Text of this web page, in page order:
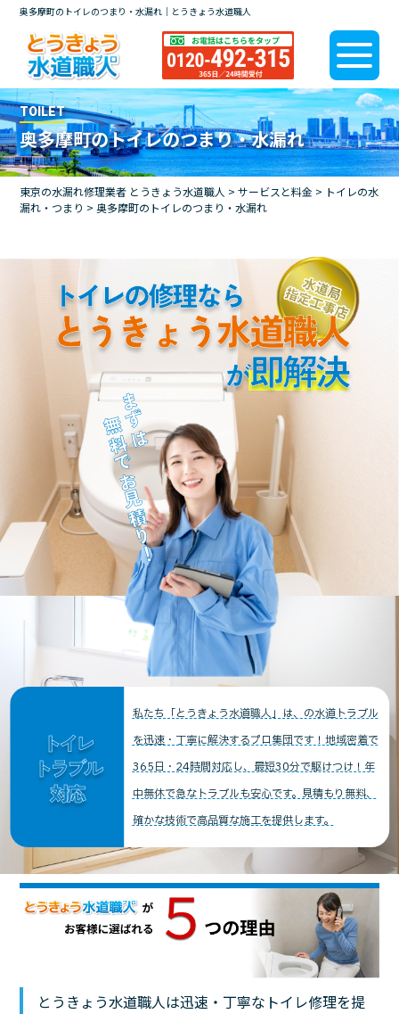
奥多摩町のトイレのつまり・水漏れ｜とうきょう水道職人
TOILET
奥多摩町のトイレのつまり・水漏れ
東京の水漏れ修理業者 とうきょう水道職人 >サービスと料金 > トイレの水
漏れ・つまり >奥多摩町のトイレのつまり・水漏れ
まずは
無料でお見積り！
トイレの修理なら
とうきょう水道職人
が即解決
トイレ
トラブル
対応
私たち「とうきょう水道職人」は、の水道トラブル
を迅速・丁寧に解決するプロ集団です！地域密着で
365日・24時間対応し、最短30分で駆けつけ！年
中無休で急なトラブルも安心です。見積もり無料、
確かな技術で高品質な施工を提供します。
とうきょう水道職人は迅速・丁寧なトイレ修理を提